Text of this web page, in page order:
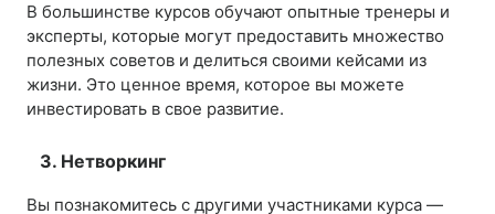
В большинстве курсов обучают опытные тренеры и
эксперты, которые могут предоставить множество
полезных советов и делиться своими кейсами из
жизни. Это ценное время, которое вы можете
инвестировать в свое развитие.
3. Нетворкинг
Вы познакомитесь с другими участниками курса —